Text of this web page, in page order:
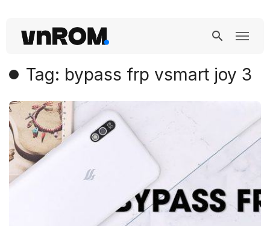
Tag: bypass frp vsmart joy 3